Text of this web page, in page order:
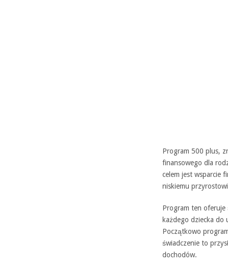
Program 500 plus,
finansowego dla
celem jest wsparcie
niskiemu
Program ten oferuje
każdego dziecka
Początkowo
świadczenie to
dochodów.